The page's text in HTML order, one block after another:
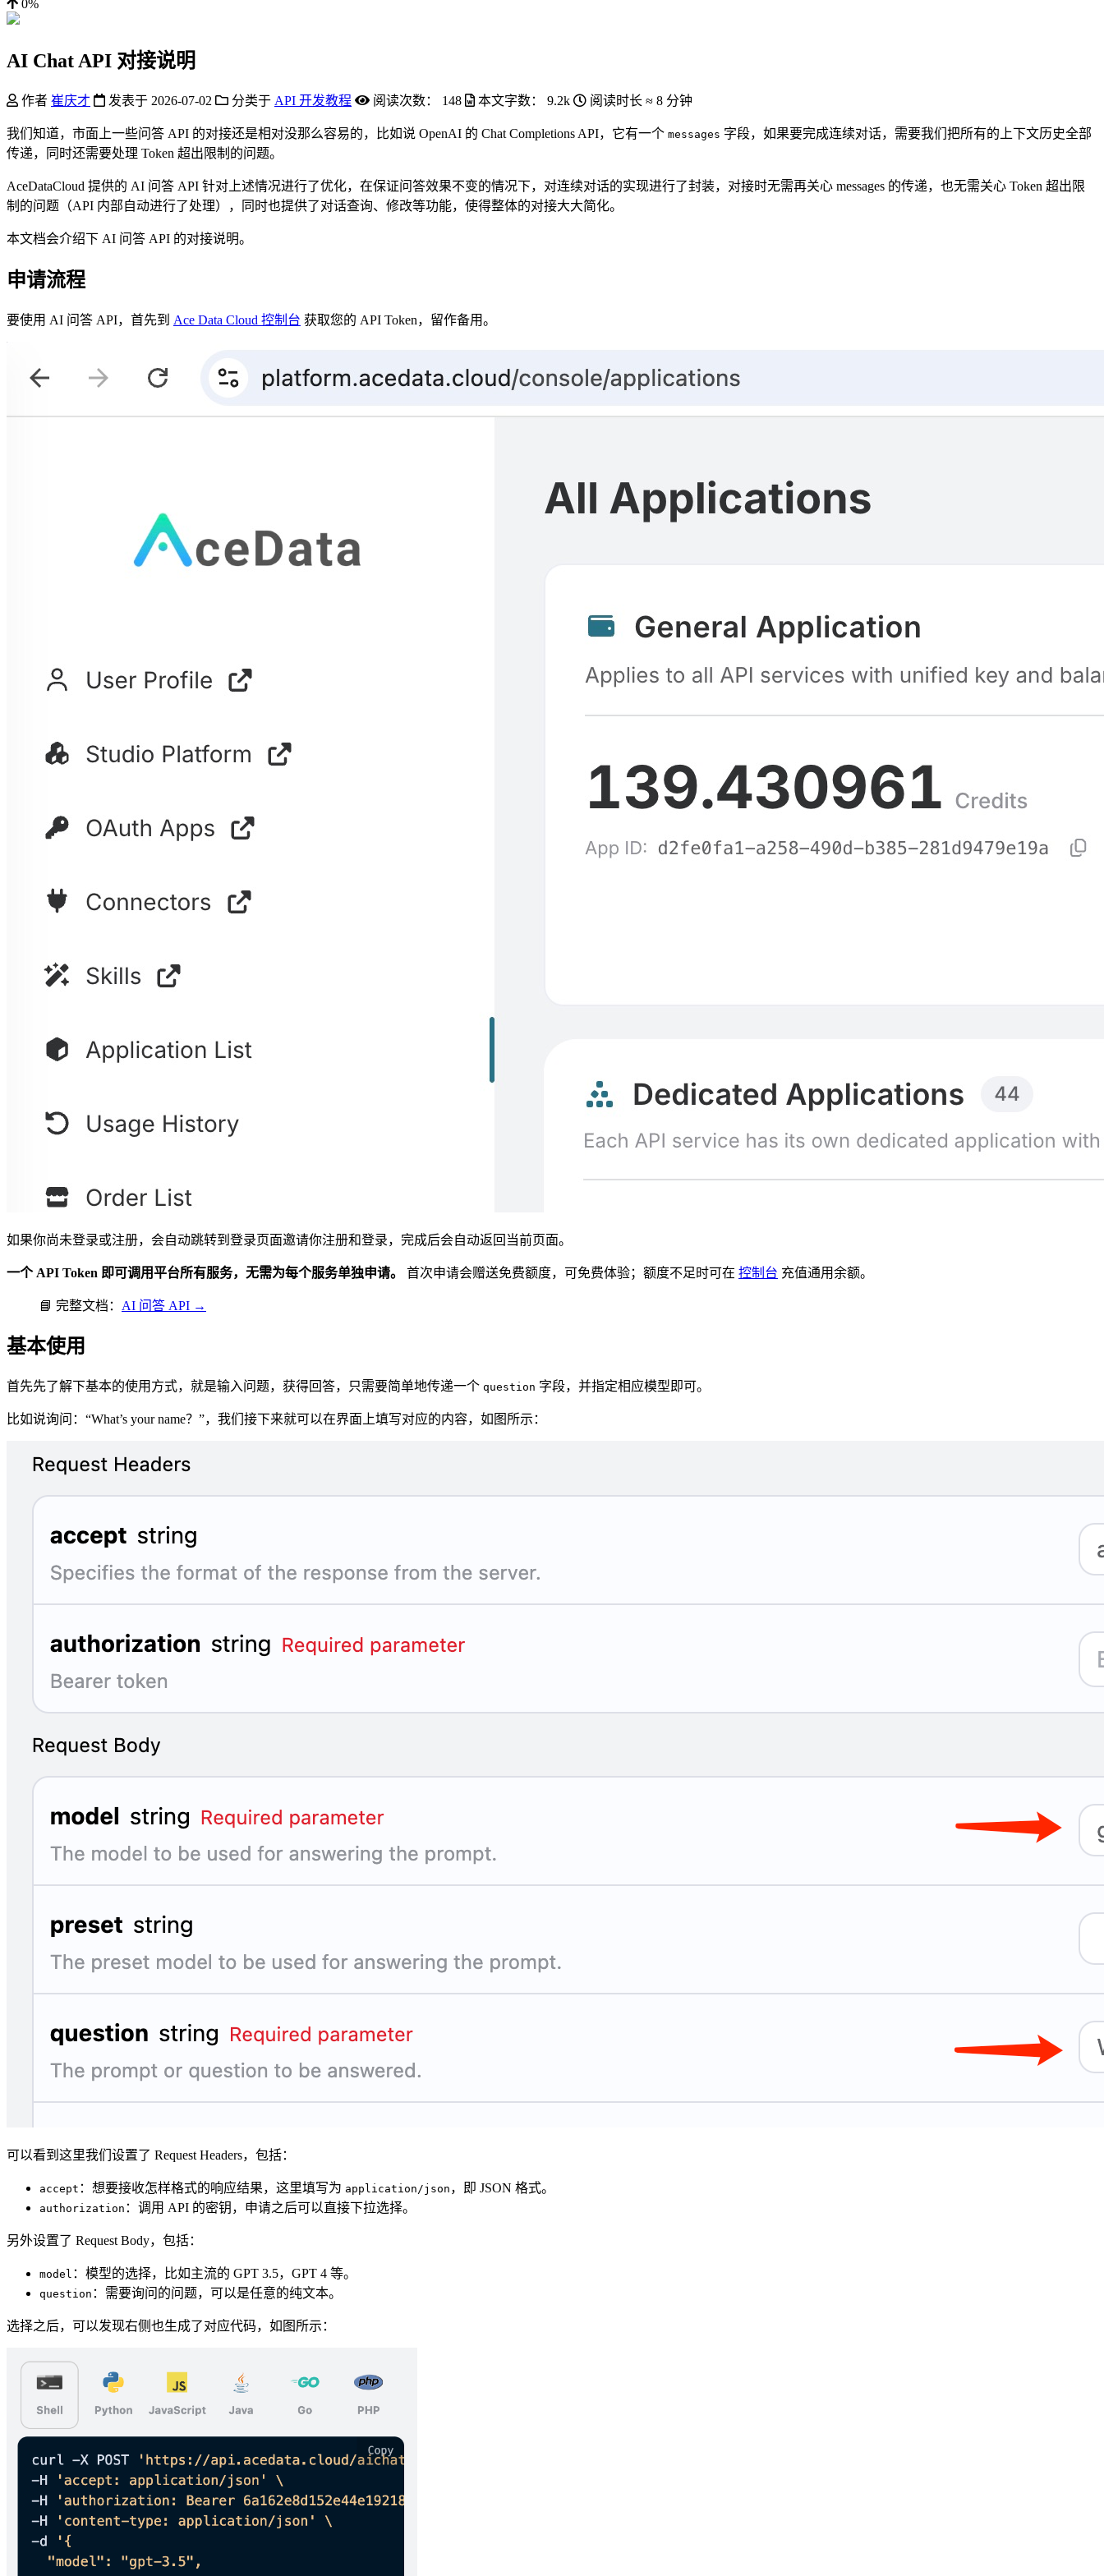
0%
AI Chat API 对接说明
作者 崔庆才 发表于 2026-07-02 分类于 API 开发教程 阅读次数： 148 本文字数： 9.2k 阅读时长 ≈ 8 分钟
我们知道，市面上一些问答 API 的对接还是相对没那么容易的，比如说 OpenAI 的 Chat Completions API，它有一个 messages 字段，如果要完成连续对话，需要我们把所有的上下文历史全部
传递，同时还需要处理 Token 超出限制的问题。
AceDataCloud 提供的 AI 问答 API 针对上述情况进行了优化，在保证问答效果不变的情况下，对连续对话的实现进行了封装，对接时无需再关心 messages 的传递，也无需关心 Token 超出限
制的问题（API 内部自动进行了处理），同时也提供了对话查询、修改等功能，使得整体的对接大大简化。
本文档会介绍下 AI 问答 API 的对接说明。
申请流程
要使用 AI 问答 API，首先到 Ace Data Cloud 控制台 获取您的 API Token，留作备用。
如果你尚未登录或注册，会自动跳转到登录页面邀请你注册和登录，完成后会自动返回当前页面。
一个 API Token 即可调用平台所有服务，无需为每个服务单独申请。 首次申请会赠送免费额度，可免费体验；额度不足时可在 控制台 充值通用余额。
📘 完整文档： AI 问答 API →
基本使用
首先先了解下基本的使用方式，就是输入问题，获得回答，只需要简单地传递一个 question 字段，并指定相应模型即可。
比如说询问：“What’s your name？”，我们接下来就可以在界面上填写对应的内容，如图所示：
可以看到这里我们设置了 Request Headers，包括：
accept ：想要接收怎样格式的响应结果，这里填写为 application/json ，即 JSON 格式。
authorization ：调用 API 的密钥，申请之后可以直接下拉选择。
另外设置了 Request Body，包括：
model ：模型的选择，比如主流的 GPT 3.5，GPT 4 等。
question ：需要询问的问题，可以是任意的纯文本。
选择之后，可以发现右侧也生成了对应代码，如图所示：